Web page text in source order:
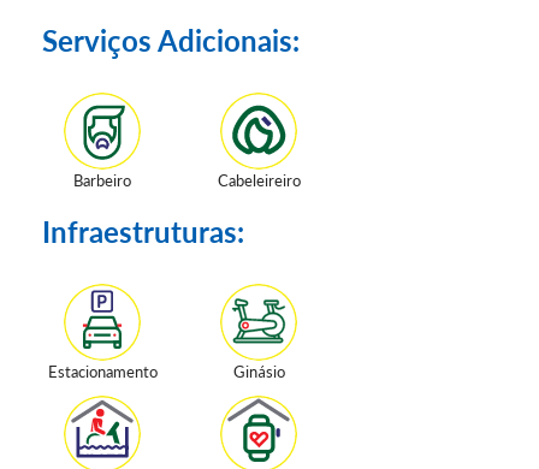
Serviços Adicionais:
Barbeiro Cabeleireiro
Infraestruturas:
Estacionamento Ginásio